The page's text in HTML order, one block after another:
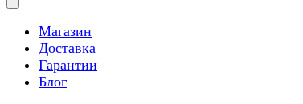
Магазин
Доставка
Гарантии
Блог